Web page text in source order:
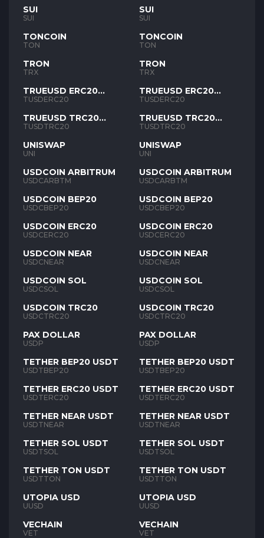
SUI
SUI
TONCOIN
TON
TRON
TRX
TRUEUSD ERC20
TUSD
TUSDERC20
TRUEUSD TRC20
TUSD
TUSDTRC20
UNISWAP
UNI
USDCOIN ARBITRUM
USDCARBTM
USDCOIN BEP20
USDCBEP20
USDCOIN ERC20
USDCERC20
USDCOIN NEAR
USDCNEAR
USDCOIN SOL
USDCSOL
USDCOIN TRC20
USDCTRC20
PAX DOLLAR
USDP
TETHER BEP20 USDT
USDTBEP20
TETHER ERC20 USDT
USDTERC20
TETHER NEAR USDT
USDTNEAR
TETHER SOL USDT
USDTSOL
TETHER TON USDT
USDTTON
UTOPIA USD
UUSD
VECHAIN
VET
SUI
SUI
TONCOIN
TON
TRON
TRX
TRUEUSD ERC20
TUSD
TUSDERC20
TRUEUSD TRC20
TUSD
TUSDTRC20
UNISWAP
UNI
USDCOIN ARBITRUM
USDCARBTM
USDCOIN BEP20
USDCBEP20
USDCOIN ERC20
USDCERC20
USDCOIN NEAR
USDCNEAR
USDCOIN SOL
USDCSOL
USDCOIN TRC20
USDCTRC20
PAX DOLLAR
USDP
TETHER BEP20 USDT
USDTBEP20
TETHER ERC20 USDT
USDTERC20
TETHER NEAR USDT
USDTNEAR
TETHER SOL USDT
USDTSOL
TETHER TON USDT
USDTTON
UTOPIA USD
UUSD
VECHAIN
VET